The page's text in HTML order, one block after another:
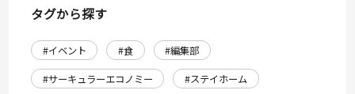
タグから探す
#イベント #食
#編集部
#サーキュラーエコノミー
#ステイホーム